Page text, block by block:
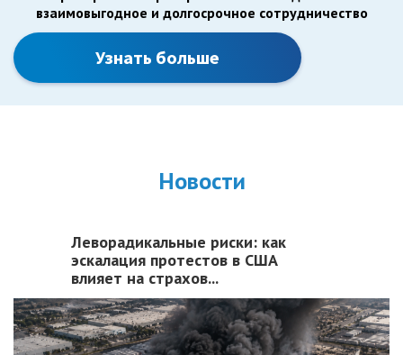
взаимовыгодное и долгосрочное сотрудничество
Узнать больше
Новости
Леворадикальные риски: как
эскалация протестов в США
влияет на страхов...